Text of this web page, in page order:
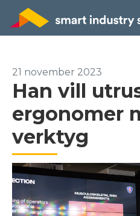
21 november 2023
Han vill
ergonomer
verktyg